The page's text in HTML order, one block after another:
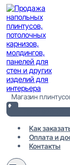
Перейти
к
содержимому
Магазин
+7(812) 920-02-
Как
Оплата и
Контакты